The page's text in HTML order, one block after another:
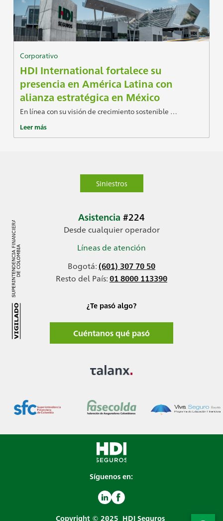
Corporativo
HDI International fortalece su
presencia en América Latina con
alianza estratégica en México
En línea con su visión de crecimiento sostenible …
Leer más
Siniestros
Asistencia #224
Desde cualquier operador
Líneas de atención
Bogotá:(601) 307 70 50
Resto del País:01 8000 113390
¿Te pasó algo?
Cuéntanos qué pasó
Síguenos en:
Copyright © 2025 HDI Seguros